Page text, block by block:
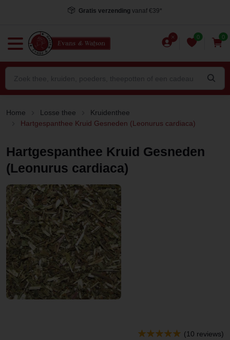
Voor 15.00 uur besteld, dezelfde dag verstuurd*
0 0
Home Losse thee
Kruidenthee
Hartgespanthee Kruid Gesneden (Leonurus cardiaca)
Hartgespanthee Kruid Gesneden
(Leonurus cardiaca)
(10 reviews)